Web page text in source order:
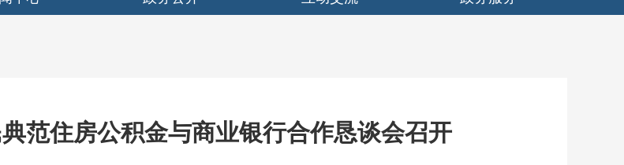
范住房公积金与商业银行合作恳谈会召开